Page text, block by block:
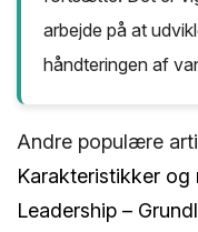
arbejde på at
håndteringen af
Andre populære
Karakteristikker og
Leadership –